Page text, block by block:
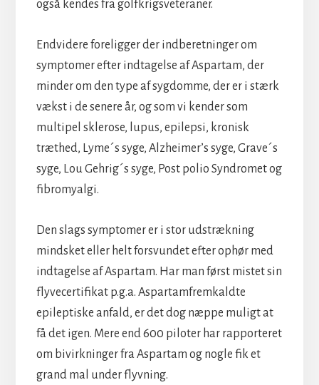
også kendes fra golfkrigsveteraner.
Endvidere foreligger der indberetninger om
symptomer efter indtagelse af Aspartam, der
minder om den type af sygdomme, der er i stærk
vækst i de senere år, og som vi kender som
multipel sklerose, lupus, epilepsi, kronisk
træthed, Lyme´s syge, Alzheimer’s syge, Grave´s
syge, Lou Gehrig´s syge, Post polio Syndromet og
fibromyalgi.
Den slags symptomer er i stor udstrækning
mindsket eller helt forsvundet efter ophør med
indtagelse af Aspartam. Har man først mistet sin
flyvecertifikat p.g.a. Aspartamfremkaldte
epileptiske anfald, er det dog næppe muligt at
få det igen. Mere end 600 piloter har rapporteret
om bivirkninger fra Aspartam og nogle fik et
grand mal under flyvning.